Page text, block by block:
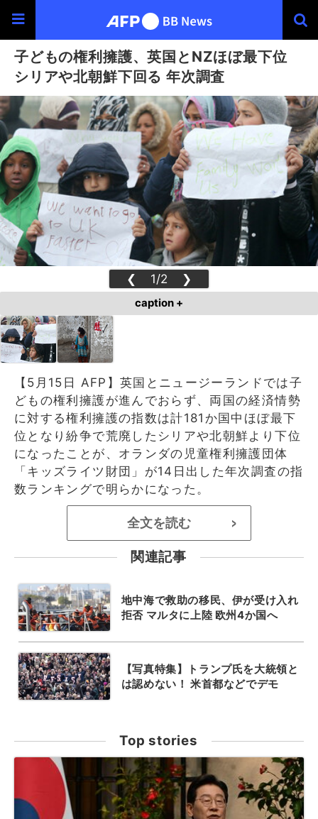
子どもの権利擁護、英国とNZほぼ最下位
シリアや北朝鮮下回る 年次調査
❮ 1/2 ❯
caption +
【5月15日 AFP】英国とニュージーランドでは子
どもの権利擁護が進んでおらず、両国の経済情勢
に対する権利擁護の指数は計181か国中ほぼ最下
位となり紛争で荒廃したシリアや北朝鮮より下位
になったことが、オランダの児童権利擁護団体
「キッズライツ財団」が14日出した年次調査の指
数ランキングで明らかになった。
全文を読む >
関連記事
地中海で救助の移民、伊が受け入れ
拒否 マルタに上陸 欧州4か国へ
【写真特集】トランプ氏を大統領と
は認めない！ 米首都などでデモ
Top stories